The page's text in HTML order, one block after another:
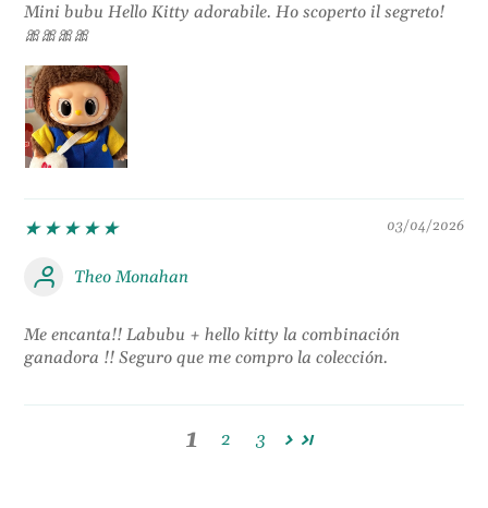
Mini bubu Hello Kitty adorabile. Ho scoperto il segreto!
🎀🎀🎀🎀
03/04/2026
Theo Monahan
Me encanta!! Labubu + hello kitty la combinación
ganadora !! Seguro que me compro la colección.
1 2 3